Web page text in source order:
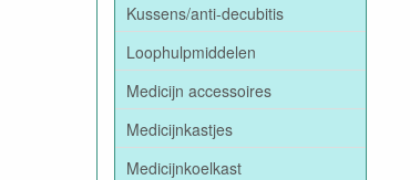
Kussens/anti-decubitis
Loophulpmiddelen
Medicijn accessoires
Medicijnkastjes
Medicijnkoelkast